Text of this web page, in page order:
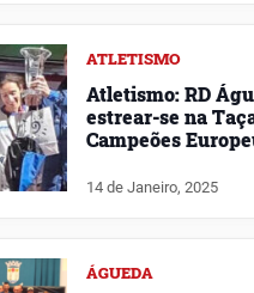
ATLETISMO
Atletismo: RD
estrear-se na
Campeões
14 de Janeiro, 2025
ÁGUEDA